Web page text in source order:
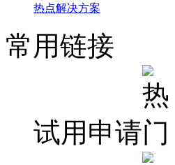
热点解决方案
常用链接
试用申请